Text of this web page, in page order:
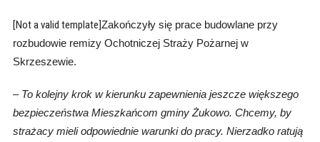
[Not a valid template]Zakończyły się prace budowlane przy
rozbudowie remizy Ochotniczej Straży Pożarnej w
Skrzeszewie.
– To kolejny krok w kierunku zapewnienia jeszcze większego
bezpieczeństwa Mieszkańcom gminy Żukowo. Chcemy, by
strażacy mieli odpowiednie warunki do pracy. Nierzadko ratują